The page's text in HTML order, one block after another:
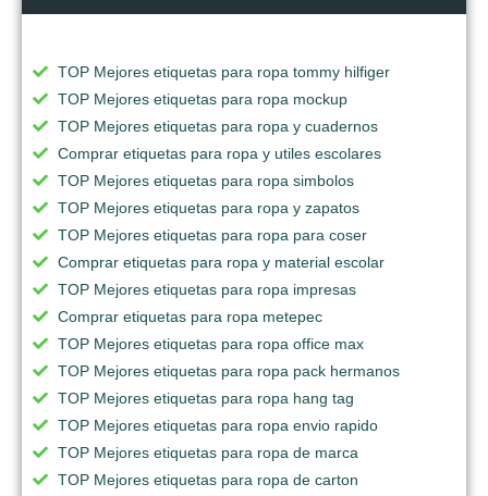
TOP Mejores etiquetas para ropa tommy hilfiger
TOP Mejores etiquetas para ropa mockup
TOP Mejores etiquetas para ropa y cuadernos
Comprar etiquetas para ropa y utiles escolares
TOP Mejores etiquetas para ropa simbolos
TOP Mejores etiquetas para ropa y zapatos
TOP Mejores etiquetas para ropa para coser
Comprar etiquetas para ropa y material escolar
TOP Mejores etiquetas para ropa impresas
Comprar etiquetas para ropa metepec
TOP Mejores etiquetas para ropa office max
TOP Mejores etiquetas para ropa pack hermanos
TOP Mejores etiquetas para ropa hang tag
TOP Mejores etiquetas para ropa envio rapido
TOP Mejores etiquetas para ropa de marca
TOP Mejores etiquetas para ropa de carton